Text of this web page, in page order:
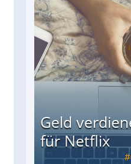
Geld
für Netflix